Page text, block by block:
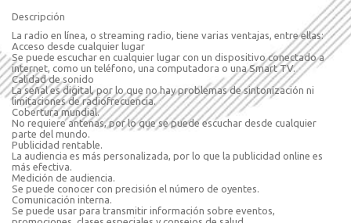
Descripción
La radio en línea, o streaming radio, tiene varias ventajas, entre ellas:
Acceso desde cualquier lugar
Se puede escuchar en cualquier lugar con un dispositivo conectado a
internet, como un teléfono, una computadora o una Smart TV.
Calidad de sonido
La señal es digital, por lo que no hay problemas de sintonización ni
limitaciones de radiofrecuencia.
Cobertura mundial.
No requiere antenas, por lo que se puede escuchar desde cualquier
parte del mundo.
Publicidad rentable.
La audiencia es más personalizada, por lo que la publicidad online es
más efectiva.
Medición de audiencia.
Se puede conocer con precisión el número de oyentes.
Comunicación interna.
Se puede usar para transmitir información sobre eventos,